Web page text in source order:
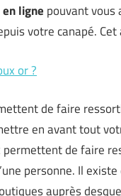
ligne pouvant vous
votre canapé.
or ?
de faire
en avant tout
permettent de faire
personne. Il existe
auprès